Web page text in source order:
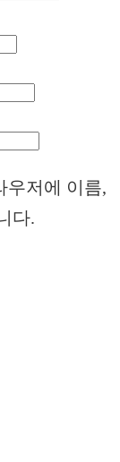
우저에 이름,
다.